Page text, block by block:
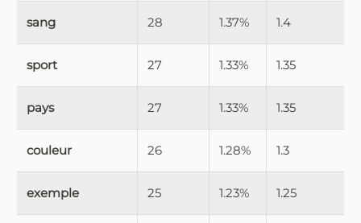
sang 28 1.37% 1.4
sport 27 1.33% 1.35
pays 27 1.33% 1.35
couleur 26 1.28% 1.3
exemple 25 1.23% 1.25